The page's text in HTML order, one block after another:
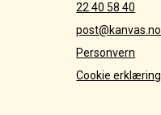
22 40 58 40
post@kanvas.no
Personvern
Cookie erklæring